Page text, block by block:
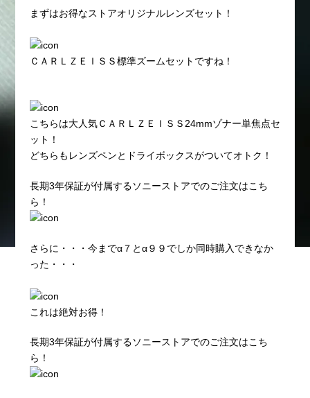
まずはお得なストアオリジナルレンズセット！
ＣＡＲＬＺＥＩＳＳ標準ズームセットですね！
こちらは大人気ＣＡＲＬＺＥＩＳＳ24mmゾナー単焦点セ
ット！
どちらもレンズペンとドライボックスがついてオトク！
長期3年保証が付属するソニーストアでのご注文はこち
ら！
さらに・・・今までα７とα９９でしか同時購入できなか
った・・・
これは絶対お得！
長期3年保証が付属するソニーストアでのご注文はこち
ら！